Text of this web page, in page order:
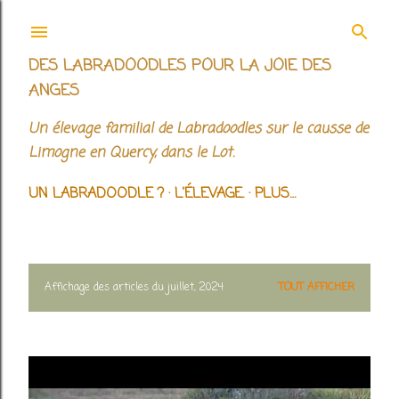
DES LABRADOODLES POUR LA JOIE DES
ANGES
Un élevage familial de Labradoodles sur le causse de
Limogne en Quercy, dans le Lot.
UN LABRADOODLE ? L'ÉLEVAGE. PLUS…
A
r
t
Affichage des articles du juillet, 2024 TOUT AFFICHER